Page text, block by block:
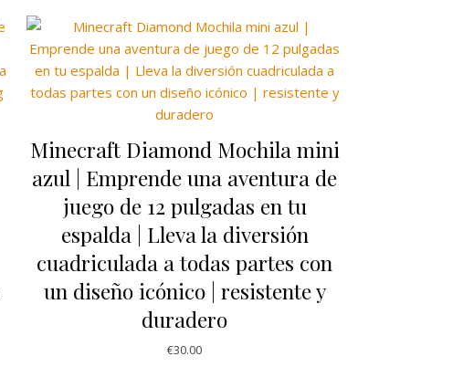
Minecraft Diamond Mochila mini
azul | Emprende una aventura de
juego de 12 pulgadas en tu
espalda | Lleva la diversión
cuadriculada a todas partes con
un diseño icónico | resistente y
duradero
€30.00